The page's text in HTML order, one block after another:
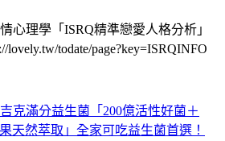
心理學「ISRQ精準戀愛人格分析」
todate/page?key=ISRQINFO
克滿分益生菌「200億活性好菌＋
天然萃取」全家可吃益生菌首選！